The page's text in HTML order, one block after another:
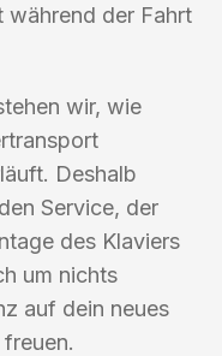
während der Fahrt
wir, wie
Deshalb
Service, der
des Klaviers
um nichts
auf dein neues